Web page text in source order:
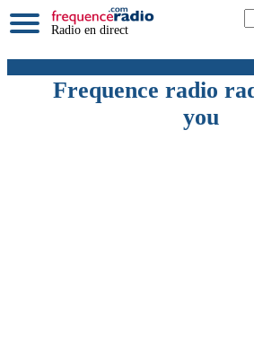
Radio en direct
Frequence radio
you